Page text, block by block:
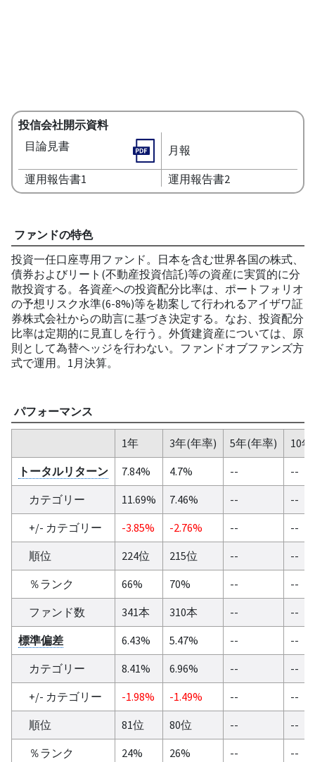
投信会社開示資料
目論見書
月報
運用報告書1 運用報告書2
ファンドの特色
投資一任口座専用ファンド。日本を含む世界各国の株式、
債券およびリート(不動産投資信託)等の資産に実質的に分
散投資する。各資産への投資配分比率は、ポートフォリオ
の予想リスク水準(6-8%)等を勘案して行われるアイザワ証
券株式会社からの助言に基づき決定する。なお、投資配分
比率は定期的に見直しを行う。外貨建資産については、原
則として為替ヘッジを行わない。ファンドオブファンズ方
式で運用。1月決算。
パフォーマンス
1年 3年(年率) 5年(年率)
10
トータルリターン
7.84% 4.7% --
--
カテゴリー
11.69% 7.46% --
--
+/- カテゴリー
-3.85% -2.76% --
--
順位
224位 215位 --
--
％ランク
66% 70% --
--
ファンド数
341本 310本 --
--
標準偏差
6.43% 5.47% --
--
カテゴリー
8.41% 6.96% --
--
+/- カテゴリー
-1.98% -1.49% --
--
順位
81位 80位 --
--
％ランク
24% 26% -- --